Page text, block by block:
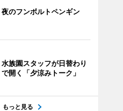
夜のフンボルトペンギン
水族園スタッフが日替わり
で開く「夕涼みトーク」
もっと見る